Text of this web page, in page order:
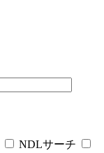
NDLサーチ